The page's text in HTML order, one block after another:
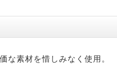
素材を惜しみなく使用。